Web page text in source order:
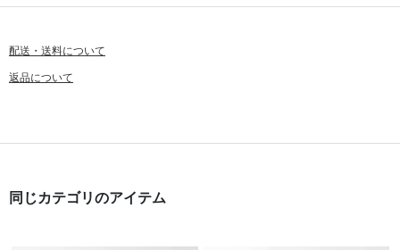
配送・送料について
返品について
同じカテゴリのアイテム